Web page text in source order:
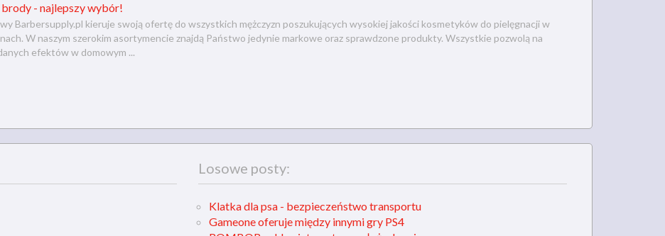
- najlepszy wybór!
Barbersupply.pl kieruje swoją ofertę do wszystkich mężczyzn poszukujących wysokiej jakości kosmetyków do pielęgnacji w
W naszym szerokim asortymencie znajdą Państwo jedynie markowe oraz sprawdzone produkty. Wszystkie pozwolą na
efektów w domowym ...
Losowe posty:
Klatka dla psa - bezpieczeństwo transportu
Gameone oferuje między innymi gry PS4